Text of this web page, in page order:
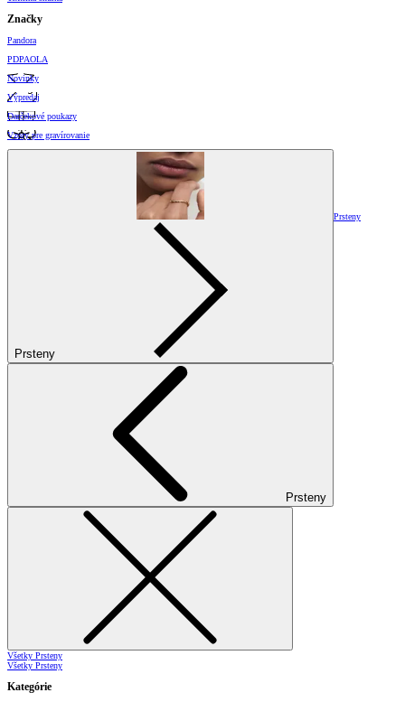
Značky
Pandora
PDPAOLA
Novinky
Výpredaj
Darčekové poukazy
Vzory pre gravírovanie
Prsteny
Prsteny
Prsteny
Všetky Prsteny
Všetky Prsteny
Kategórie